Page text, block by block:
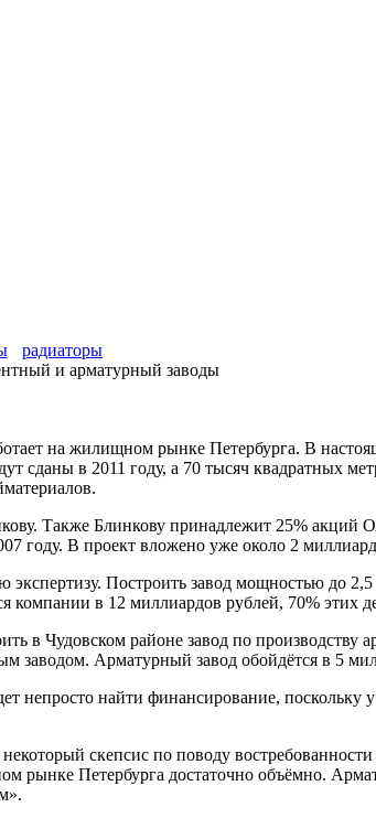
радиаторы
и арматурный заводы
на жилищном рынке Петербурга. В
сданы в 2011 году, а 70 тысяч квадратных
Также Блинкову принадлежит 25% акций
году. В проект вложено уже около 2
экспертизу. Построить завод мощностью до
компании в 12 миллиардов рублей, 70% этих
в Чудовском районе завод по
заводом. Арматурный завод обойдётся в 5
непросто найти финансирование,
скепсис по поводу
рынке Петербурга достаточно объёмно.